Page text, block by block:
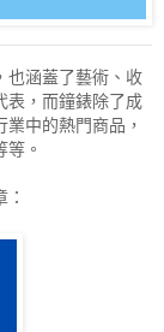
也涵蓋了藝術、收
表，而鐘錶除了成
中的熱門商品，
。